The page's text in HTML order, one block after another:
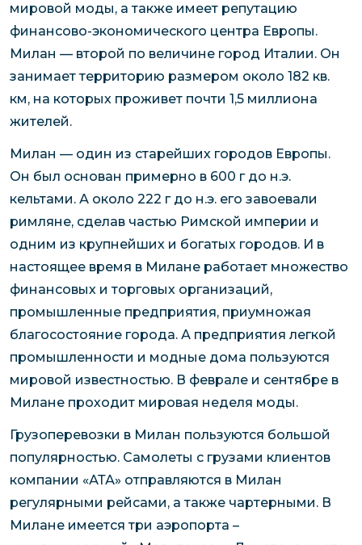
мировой моды, а также имеет репутацию
финансово-экономического центра Европы.
Милан — второй по величине город Италии. Он
занимает территорию размером около 182 кв.
км, на которых проживет почти 1,5 миллиона
жителей.
Милан — один из старейших городов Европы.
Он был основан примерно в 600 г до н.э.
кельтами. А около 222 г до н.э. его завоевали
римляне, сделав частью Римской империи и
одним из крупнейших и богатых городов. И в
настоящее время в Милане работает множество
финансовых и торговых организаций,
промышленные предприятия, приумножая
благосостояние города. А предприятия легкой
промышленности и модные дома пользуются
мировой известностью. В феврале и сентябре в
Милане проходит мировая неделя моды.
Грузоперевозки в Милан пользуются большой
популярностью. Самолеты с грузами клиентов
компании «АТА» отправляются в Милан
регулярными рейсами, а также чартерными. В
Милане имеется три аэропорта –